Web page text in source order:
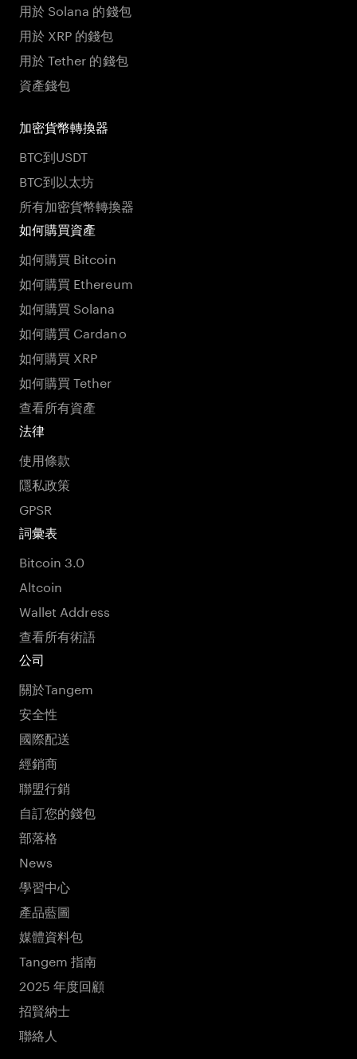
用於 Solana 的錢包
用於 XRP 的錢包
用於 Tether 的錢包
資產錢包
加密貨幣轉換器
BTC到USDT
BTC到以太坊
所有加密貨幣轉換器
如何購買資產
如何購買 Bitcoin
如何購買 Ethereum
如何購買 Solana
如何購買 Cardano
如何購買 XRP
如何購買 Tether
查看所有資產
法律
使用條款
隱私政策
GPSR
詞彙表
Bitcoin 3.0
Altcoin
Wallet Address
查看所有術語
公司
關於Tangem
安全性
國際配送
經銷商
聯盟行銷
自訂您的錢包
部落格
News
學習中心
產品藍圖
媒體資料包
Tangem 指南
2025 年度回顧
招賢納士
聯絡人